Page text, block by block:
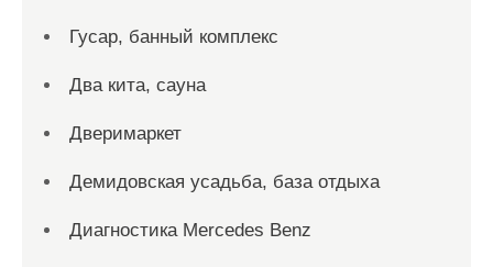
Гусар, банный комплекс
Два кита, сауна
Дверимаркет
Демидовская усадьба, база отдыха
Диагностика Mercedes Benz